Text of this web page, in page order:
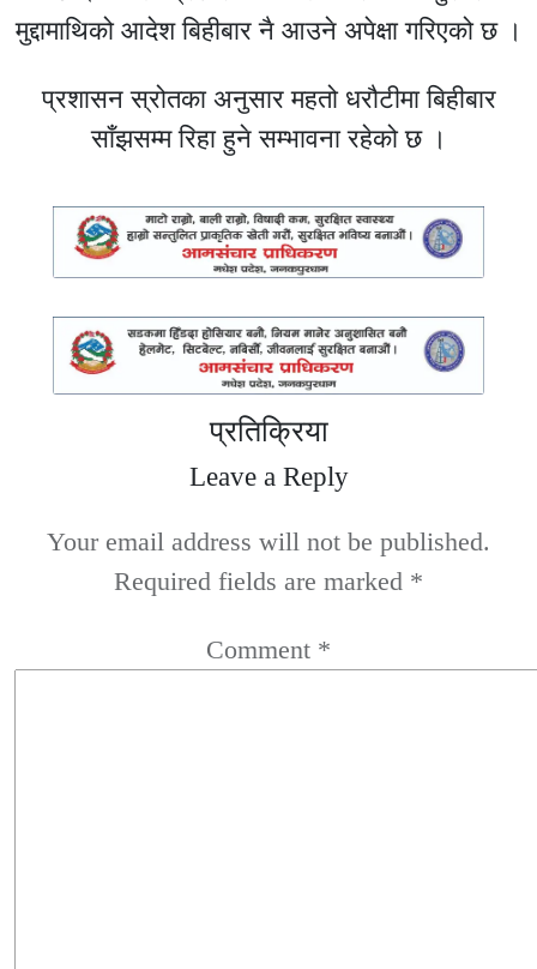
मुद्दामाथिको आदेश बिहीबार नै आउने अपेक्षा गरिएको छ ।
प्रशासन स्रोतका अनुसार महतो धरौटीमा बिहीबार
साँझसम्म रिहा हुने सम्भावना रहेको छ ।
प्रतिक्रिया
Leave a Reply
Your email address will not be published.
Required fields are marked *
Comment *